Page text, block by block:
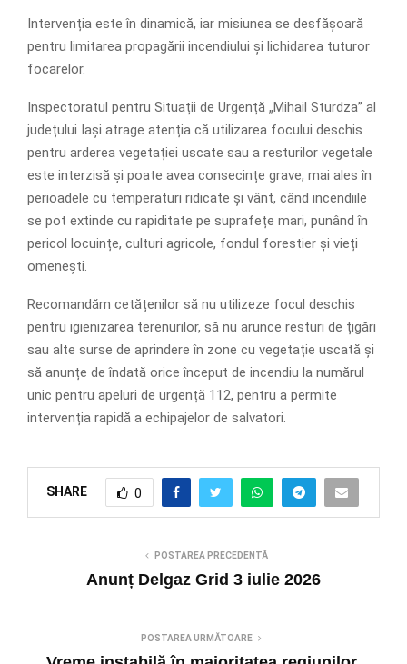
Intervenția este în dinamică, iar misiunea se desfășoară
pentru limitarea propagării incendiului și lichidarea tuturor
focarelor.
Inspectoratul pentru Situații de Urgență „Mihail Sturdza” al
județului Iași atrage atenția că utilizarea focului deschis
pentru arderea vegetației uscate sau a resturilor vegetale
este interzisă și poate avea consecințe grave, mai ales în
perioadele cu temperaturi ridicate și vânt, când incendiile
se pot extinde cu rapiditate pe suprafețe mari, punând în
pericol locuințe, culturi agricole, fondul forestier și vieți
omenești.
Recomandăm cetățenilor să nu utilizeze focul deschis
pentru igienizarea terenurilor, să nu arunce resturi de țigări
sau alte surse de aprindere în zone cu vegetație uscată și
să anunțe de îndată orice început de incendiu la numărul
unic pentru apeluri de urgență 112, pentru a permite
intervenția rapidă a echipajelor de salvatori.
SHARE 0
POSTAREA PRECEDENTĂ
Anunț Delgaz Grid 3 iulie 2026
POSTAREA URMĂTOARE